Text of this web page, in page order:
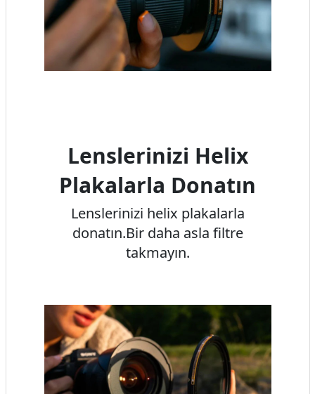
Lenslerinizi Helix
Plakalarla Donatın
Lenslerinizi helix plakalarla
donatın.Bir daha asla filtre
takmayın.